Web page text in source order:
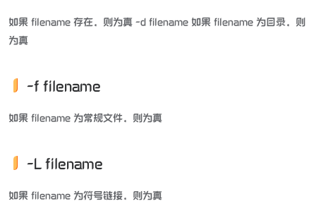
如果 filename 存在，则为真 -d filename 如果 filename 为目录，则
为真
-f filename
如果 filename 为常规文件，则为真
-L filename
如果 filename 为符号链接，则为真